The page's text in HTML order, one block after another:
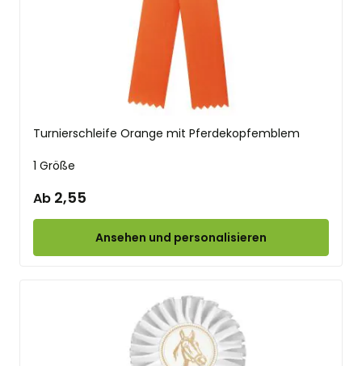
Turnierschleife Orange mit Pferdekopfemblem
1 Größe
Ab 2,55
Ansehen und personalisieren